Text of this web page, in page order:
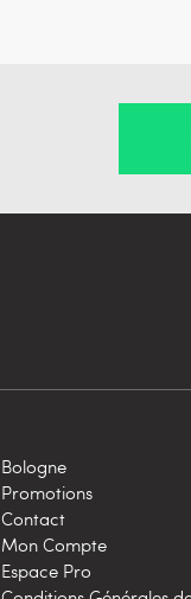
Bologne
Promotions
Contact
Mon Compte
Espace Pro